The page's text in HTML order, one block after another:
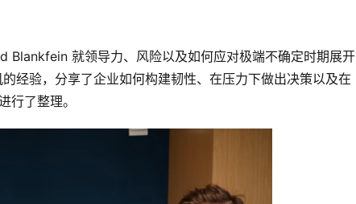
就领导力、风险以及如何应对极端不确定时期展开
经验，分享了企业如何构建韧性、在压力下做出决策以及在
行了整理。